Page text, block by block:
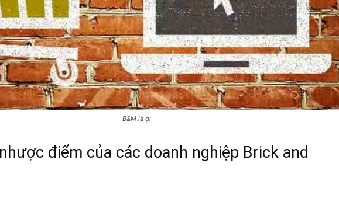
B&M là gì
điểm của các doanh nghiệp Brick and